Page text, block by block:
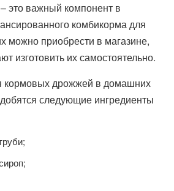
это важный компонент в
комбикорма для
можно приобрести в магазине,
изготовить их самостоятельно.
кормовых дрожжей в домашних
следующие ингредиенты